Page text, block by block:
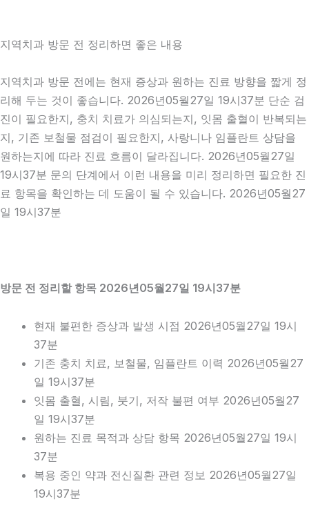
지역치과 방문 전 정리하면 좋은 내용
지역치과 방문 전에는 현재 증상과 원하는 진료 방향을 짧게 정
리해 두는 것이 좋습니다. 2026년05월27일 19시37분 단순 검
진이 필요한지, 충치 치료가 의심되는지, 잇몸 출혈이 반복되는
지, 기존 보철물 점검이 필요한지, 사랑니나 임플란트 상담을
원하는지에 따라 진료 흐름이 달라집니다. 2026년05월27일
19시37분 문의 단계에서 이런 내용을 미리 정리하면 필요한 진
료 항목을 확인하는 데 도움이 될 수 있습니다. 2026년05월27
일 19시37분
방문 전 정리할 항목 2026년05월27일 19시37분
현재 불편한 증상과 발생 시점 2026년05월27일 19시
37분
기존 충치 치료, 보철물, 임플란트 이력 2026년05월27
일 19시37분
잇몸 출혈, 시림, 붓기, 저작 불편 여부 2026년05월27
일 19시37분
원하는 진료 목적과 상담 항목 2026년05월27일 19시
37분
복용 중인 약과 전신질환 관련 정보 2026년05월27일
19시37분